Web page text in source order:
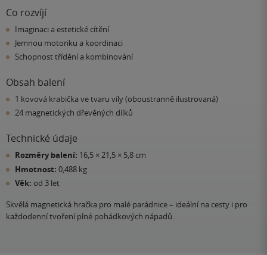
Co rozvíjí
Imaginaci a estetické cítění
Jemnou motoriku a koordinaci
Schopnost třídění a kombinování
Obsah balení
1 kovová krabička ve tvaru víly (oboustranně ilustrovaná)
24 magnetických dřevěných dílků
Technické údaje
Rozměry balení: 16,5 × 21,5 × 5,8 cm
Hmotnost: 0,488 kg
Věk: od 3 let
Skvělá magnetická hračka pro malé parádnice – ideální na cesty i pro
každodenní tvoření plné pohádkových nápadů.